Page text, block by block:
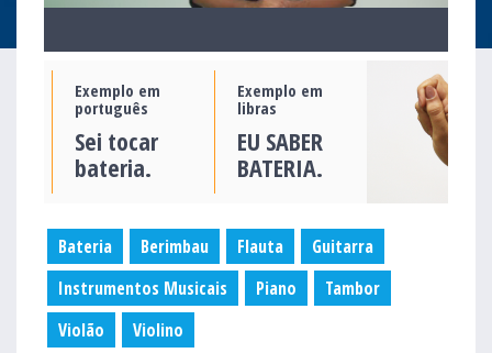
Exemplo em
português
Sei tocar
bateria.
Exemplo em
libras
EU SABER
BATERIA.
Bateria Berimbau Flauta
Guitarra
Instrumentos Musicais
Piano
Tambor
Violão
Violino